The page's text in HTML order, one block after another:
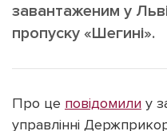
Зв'язатися з нами
Політика конфіденційності
завантаженим у
пропуску «Шегині».
Про це повідомили у
управлінні